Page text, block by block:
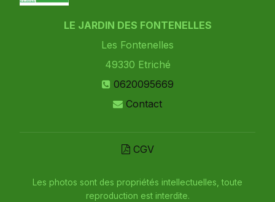
LE JARDIN DES FONTENELLES
Les Fontenelles
49330 Etriché
0620095669
Contact
CGV
Les photos sont des propriétés intellectuelles, toute
reproduction est interdite.